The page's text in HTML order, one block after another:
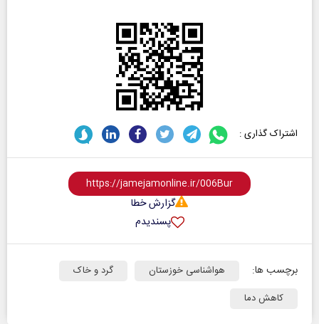
اشتراک گذاری :
گزارش خطا
پسندیدم
برچسب ها: هواشناسی خوزستان
گرد و خاک
کاهش دما